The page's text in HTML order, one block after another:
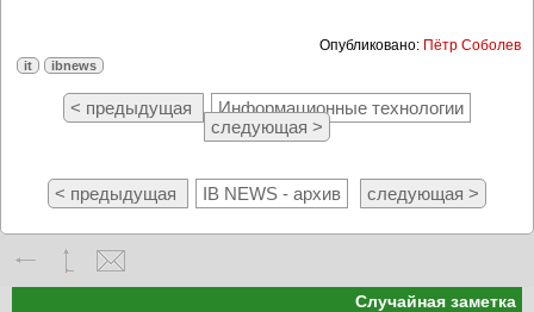
Опубликовано: Пётр Соболев
it ibnews
< предыдущая
Информационные технологии
следующая >
< предыдущая IB NEWS - архив следующая >
Случайная заметка